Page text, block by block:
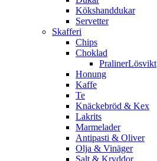
Kökshanddukar
Servetter
Skafferi
Chips
Choklad
PralinerLösvikt
Honung
Kaffe
Te
Knäckebröd & Kex
Lakrits
Marmelader
Antipasti & Oliver
Olja & Vinäger
Salt & Kryddor